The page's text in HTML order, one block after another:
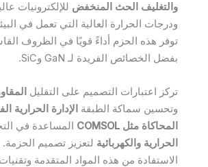
والتغليف الحث المنخفض للإلكترونيات
ودرجات الحرارة العالية التي تعمل في
توفر هذه الحزم أداءً قويًا في الظروف
بفضل الخصائص الفريدة لـ GaN وSiC.
تركز اعتبارات التصميم على التقليل
وتحسين سماكة الطبقة الإدارة الحرارية
المحاكاة مثل COMSOL
المساعدة في
الحرارية والكهربائية لتعزيز تصميم
الاستفادة من هذه المواد المتقدمة